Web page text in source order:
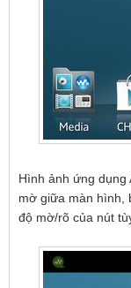
Hình ảnh ứng dụng
mờ giữa màn hình,
độ mờ/rõ của nút